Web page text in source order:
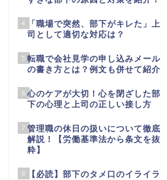
4
「職場で突然、部下がキレた」上
司として適切な対応は？
5 転職で会社見学の申し込みメール
の書き方とは？例文も併せて紹介
6 心のケアが大切！心を閉ざした部
下の心理と上司の正しい接し方
7 管理職の休日の扱いについて徹底
解説！【労働基準法から条文を抜
粋】
8
【必読】部下のタメ口のイライラ